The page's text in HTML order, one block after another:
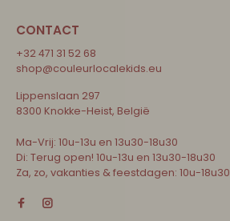
CONTACT
+32 471 31 52 68
shop@couleurlocalekids.eu
Lippenslaan 297
8300 Knokke-Heist, België
Ma-Vrij: 10u-13u en 13u30-18u30
Di: Terug open! 10u-13u en 13u30-18u30
Za, zo, vakanties & feestdagen: 10u-18u30